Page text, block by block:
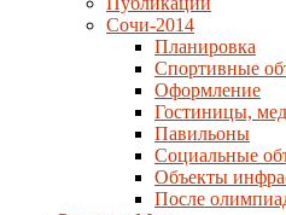
Сочи-2014
Планировка
Спортивные
Оформление
Гостиницы,
Павильоны
Социальные
Объекты
После